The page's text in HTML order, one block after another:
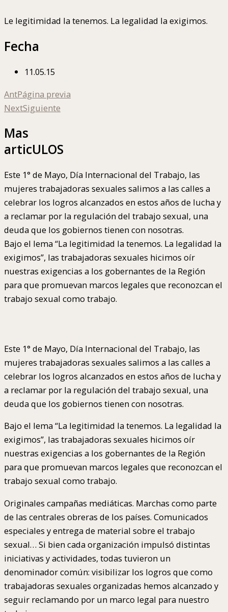
Le legitimidad la tenemos. La legalidad la exigimos.
Fecha
11.05.15
AntPágina previa
NextSiguiente
Mas
articULOS
Este 1° de Mayo, Día Internacional del Trabajo, las
mujeres trabajadoras sexuales salimos a las calles a
celebrar los logros alcanzados en estos años de lucha y
a reclamar por la regulación del trabajo sexual, una
deuda que los gobiernos tienen con nosotras.
Bajo el lema “La legitimidad la tenemos. La legalidad la
exigimos”, las trabajadoras sexuales hicimos oír
nuestras exigencias a los gobernantes de la Región
para que promuevan marcos legales que reconozcan el
trabajo sexual como trabajo.
Este 1° de Mayo, Día Internacional del Trabajo, las
mujeres trabajadoras sexuales salimos a las calles a
celebrar los logros alcanzados en estos años de lucha y
a reclamar por la regulación del trabajo sexual, una
deuda que los gobiernos tienen con nosotras.
Bajo el lema “La legitimidad la tenemos. La legalidad la
exigimos”, las trabajadoras sexuales hicimos oír
nuestras exigencias a los gobernantes de la Región
para que promuevan marcos legales que reconozcan el
trabajo sexual como trabajo.
Originales campañas mediáticas. Marchas como parte
de las centrales obreras de los países. Comunicados
especiales y entrega de material sobre el trabajo
sexual… Si bien cada organización impulsó distintas
iniciativas y actividades, todas tuvieron un
denominador común: visibilizar los logros que como
trabajadoras sexuales organizadas hemos alcanzado y
seguir reclamando por un marco legal para nuestro